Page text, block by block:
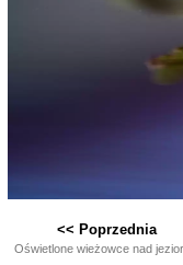
<< Poprzednia
Oświetlone wieżowce nad